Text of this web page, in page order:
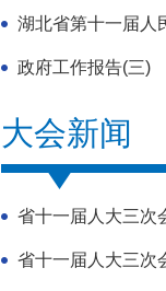
湖北省第十一届人
政府工作报告(三)
大会新闻
省十一届人大三次
省十一届人大三次